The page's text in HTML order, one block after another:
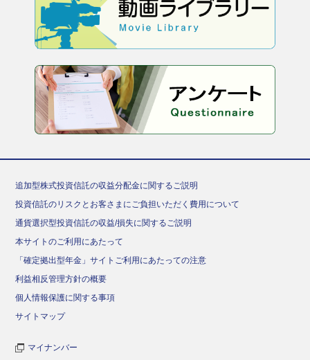
追加型株式投資信託の収益分配金に関するご説明
投資信託のリスクとお客さまにご負担いただく費用について
通貨選択型投資信託の収益/損失に関するご説明
本サイトのご利用にあたって
「確定拠出型年金」サイトご利用にあたっての注意
利益相反管理方針の概要
個人情報保護に関する事項
サイトマップ
マイナンバー